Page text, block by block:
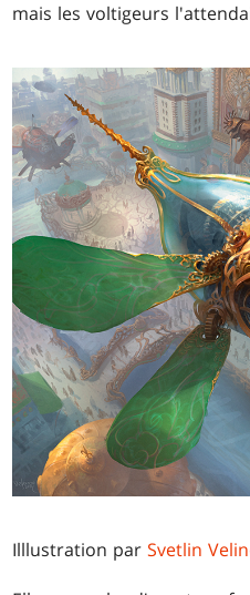
mais les voltigeurs
Illlustration parSvetlin